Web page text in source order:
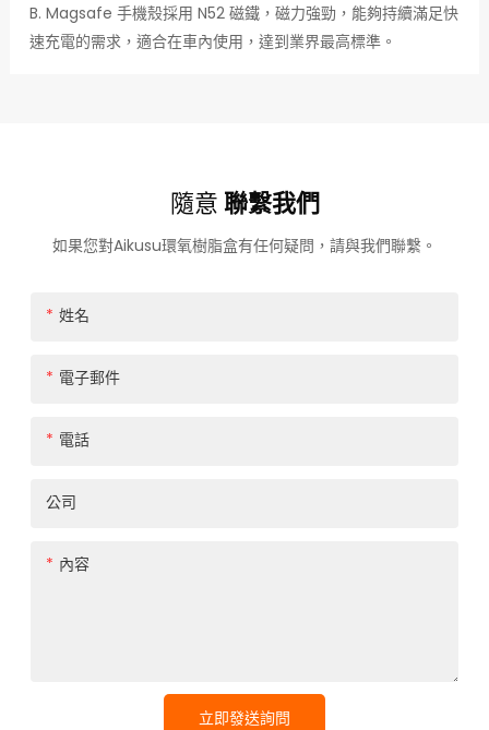
B. Magsafe 手機殼採用 N52 磁鐵，磁力強勁，能夠持續滿足快
速充電的需求，適合在車內使用，達到業界最高標準。
隨意聯繫我們
如果您對Aikusu環氧樹脂盒有任何疑問，請與我們聯繫。
姓名
電子郵件
電話
公司
內容
立即發送詢問